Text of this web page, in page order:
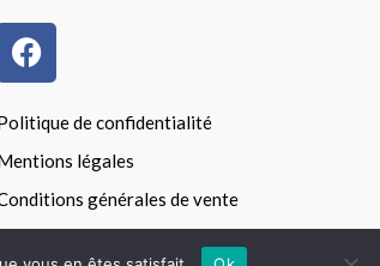
F
a
e
b
o
o
de confidentialité
légales
générales de vente